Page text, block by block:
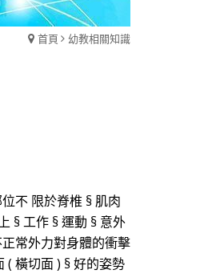
首頁 幼教相關知識
不 限於脊椎 § 肌肉
§ 工作 § 運動 § 意外
常外力對身體的衝擊
( 橫切面 ) § 好的姿勢